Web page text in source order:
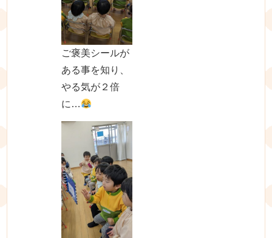
ご褒美シールが
ある事を知り、
やる気が２倍
に…